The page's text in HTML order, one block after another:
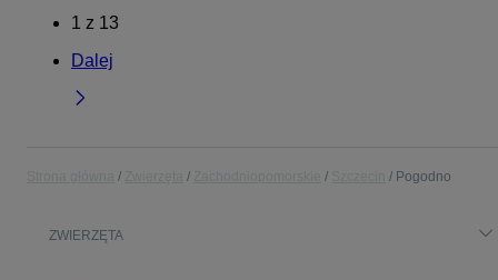
1 z 13
Dalej
Pogodno
ZWIERZĘTA